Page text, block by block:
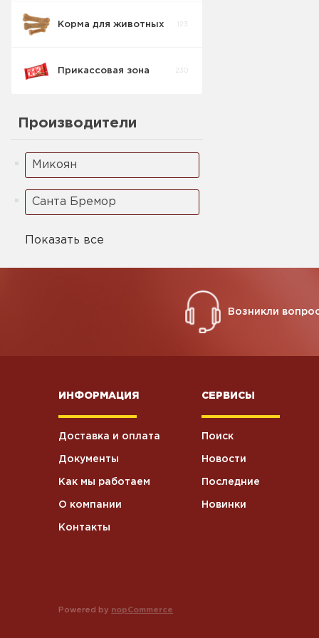
Печенье
Корма для животных 123
Прикассовая зона 230
Производители
Микоян
Санта Бремор
Показать все
Возникли
ИНФОРМАЦИЯ
Доставка и оплата
Документы
Как мы работаем
О компании
Контакты
СЕРВИСЫ
Поиск
Новости
Последние
Новинки
Powered by nopCommerce